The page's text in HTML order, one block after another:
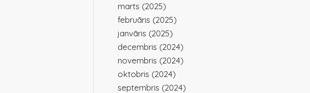
marts (2025)
februāris (2025)
janvāris (2025)
decembris (2024)
novembris (2024)
oktobris (2024)
septembris (2024)